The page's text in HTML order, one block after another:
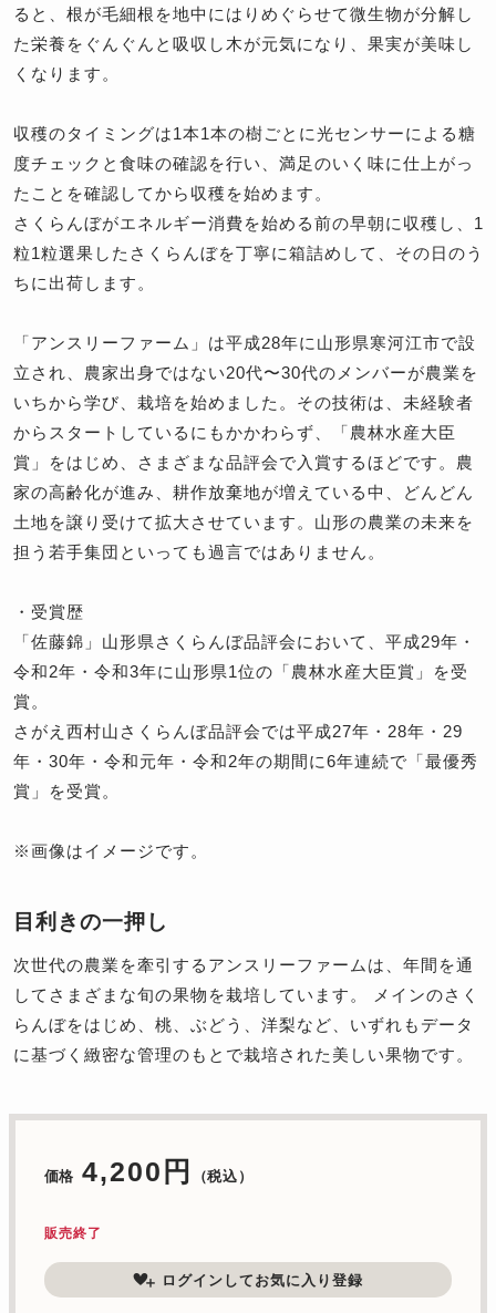
ると、根が毛細根を地中にはりめぐらせて微生物が分解し
た栄養をぐんぐんと吸収し木が元気になり、果実が美味し
くなります。
収穫のタイミングは1本1本の樹ごとに光センサーによる糖
度チェックと食味の確認を行い、満足のいく味に仕上がっ
たことを確認してから収穫を始めます。
さくらんぼがエネルギー消費を始める前の早朝に収穫し、1
粒1粒選果したさくらんぼを丁寧に箱詰めして、その日のう
ちに出荷します。
「アンスリーファーム」は平成28年に山形県寒河江市で設
立され、農家出身ではない20代〜30代のメンバーが農業を
いちから学び、栽培を始めました。その技術は、未経験者
からスタートしているにもかかわらず、「農林水産大臣
賞」をはじめ、さまざまな品評会で入賞するほどです。農
家の高齢化が進み、耕作放棄地が増えている中、どんどん
土地を譲り受けて拡大させています。山形の農業の未来を
担う若手集団といっても過言ではありません。
・受賞歴
「佐藤錦」山形県さくらんぼ品評会において、平成29年・
令和2年・令和3年に山形県1位の「農林水産大臣賞」を受
賞。
さがえ西村山さくらんぼ品評会では平成27年・28年・29
年・30年・令和元年・令和2年の期間に6年連続で「最優秀
賞」を受賞。
※画像はイメージです。
目利きの一押し
次世代の農業を牽引するアンスリーファームは、年間を通
してさまざまな旬の果物を栽培しています。 メインのさく
らんぼをはじめ、桃、ぶどう、洋梨など、いずれもデータ
に基づく緻密な管理のもとで栽培された美しい果物です。
価格 4,200円 （税込）
販売終了
ログインしてお気に入り登録